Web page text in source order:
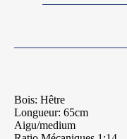
Bois: Hêtre
Longueur: 65cm
Aigu/medium